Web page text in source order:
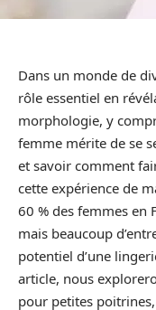
Dans un monde de
rôle essentiel en
morphologie, y
femme mérite de se
et savoir comment
cette expérience de
60 % des femmes en
mais beaucoup
potentiel d’une
article, nous
pour petites